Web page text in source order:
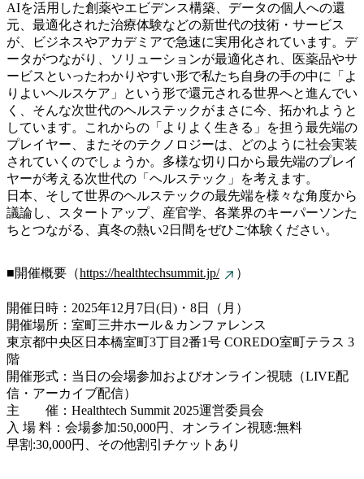
AIを活用した創薬やエビデンス構築、データの個人への還
元、最適化された治療体験などの新世代の技術・サービス
が、ビジネスやアカデミアで急速に実用化されています。デ
ータがつながり、ソリューションが最適化され、医薬品やサ
ービスといったわかりやすい形で私たち自身の手の中に「よ
りよいヘルスケア」という形で還元される世界へと進んでい
く、そんな次世代のヘルステックがまさに今、拓かれようと
しています。これからの「よりよく生きる」を担う最先端の
プレイヤー、またそのテクノロジーは、どのように社会実装
されていくのでしょうか。多様な切り口から最先端のプレイ
ヤーが考える次世代の「ヘルステック」を考えます。
日本、そして世界のヘルステックの最先端を様々な角度から
議論し、スタートアップ、産官学、各業界のキーパーソンた
ちとつながる、真冬の熱い2日間をぜひご体験ください。
■開催概要（https://healthtechsummit.jp/ ）
開催日時：2025年12月7日(日)・8日（月）
開催場所：室町三井ホール＆カンファレンス
東京都中央区日本橋室町3丁目2番1号 COREDO室町テラス 3
階
開催形式：当日の会場参加およびオンライン視聴（LIVE配
信・アーカイブ配信）
主 催：Healthtech Summit 2025運営委員会
入 場 料：会場参加:50,000円、オンライン視聴:無料
早割:30,000円、その他割引チケットあり